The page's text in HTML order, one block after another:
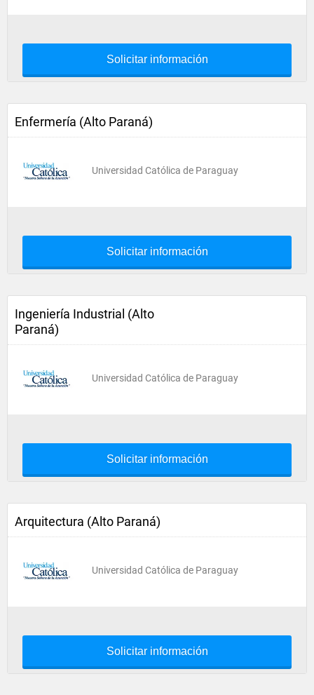
Solicitar información
Enfermería (Alto Paraná)
Universidad Católica de Paraguay
Solicitar información
Ingeniería Industrial (Alto
Paraná)
Universidad Católica de Paraguay
Solicitar información
Arquitectura (Alto Paraná)
Universidad Católica de Paraguay
Solicitar información